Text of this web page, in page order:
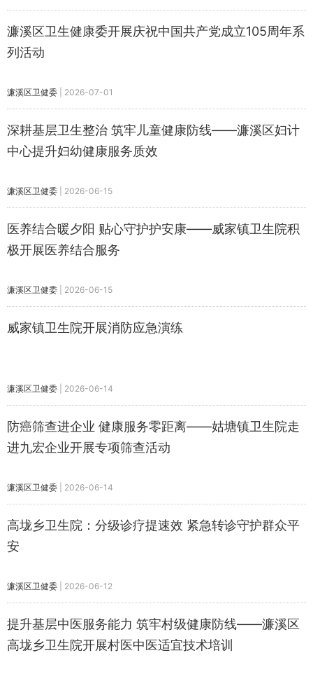
濂溪区卫生健康委开展庆祝中国共产党成立105周年系
列活动
濂溪区卫健委 2026-07-01
深耕基层卫生整治 筑牢儿童健康防线——濂溪区妇计
中心提升妇幼健康服务质效
濂溪区卫健委 2026-06-15
医养结合暖夕阳 贴心守护护安康——威家镇卫生院积
极开展医养结合服务
濂溪区卫健委 2026-06-15
威家镇卫生院开展消防应急演练
濂溪区卫健委 2026-06-14
防癌筛查进企业 健康服务零距离——姑塘镇卫生院走
进九宏企业开展专项筛查活动
濂溪区卫健委 2026-06-14
高垅乡卫生院：分级诊疗提速效 紧急转诊守护群众平
安
濂溪区卫健委 2026-06-12
提升基层中医服务能力 筑牢村级健康防线——濂溪区
高垅乡卫生院开展村医中医适宜技术培训